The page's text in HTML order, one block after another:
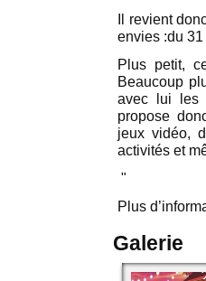
Il revient
envies :du
Plus petit,
Beaucoup
avec lui les
propose
jeux vidéo,
activités et
"
Plus
Galerie